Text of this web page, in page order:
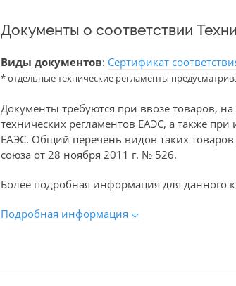
Документы о соответствии
Виды документов: Сертификат
* отдельные технические регламенты
Документы требуются при ввозе товаров,
технических регламентов ЕАЭС, а также
ЕАЭС. Общий перечень видов таких товаров
союза от 28 ноября 2011 г. № 526.
Более подробная информация для данного
Подробная информация